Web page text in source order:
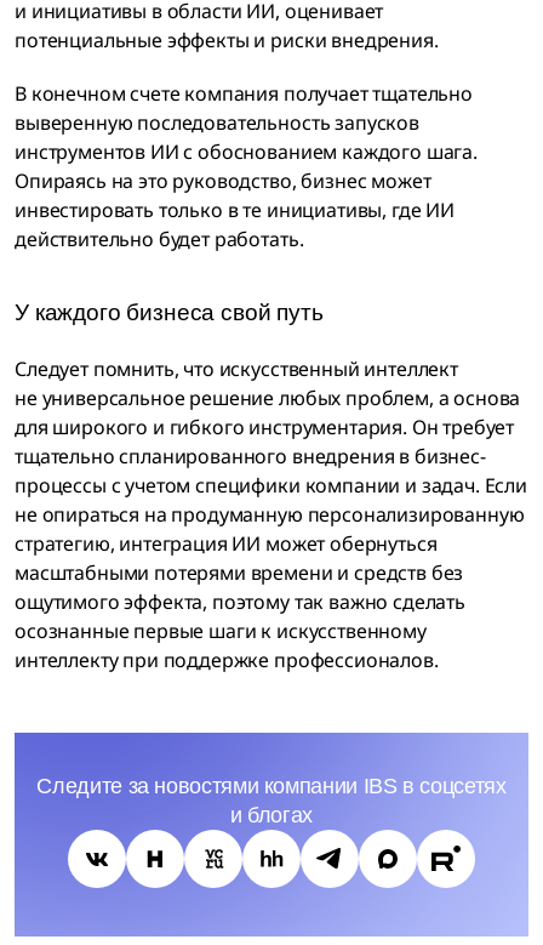
и инициативы в области ИИ, оценивает
потенциальные эффекты и риски внедрения.
В конечном счете компания получает тщательно
выверенную последовательность запусков
инструментов ИИ с обоснованием каждого шага.
Опираясь на это руководство, бизнес может
инвестировать только в те инициативы, где ИИ
действительно будет работать.
У каждого бизнеса свой путь
Следует помнить, что искусственный интеллект
не универсальное решение любых проблем, а основа
для широкого и гибкого инструментария. Он требует
тщательно спланированного внедрения в бизнес-
процессы с учетом специфики компании и задач. Если
не опираться на продуманную персонализированную
стратегию, интеграция ИИ может обернуться
масштабными потерями времени и средств без
ощутимого эффекта, поэтому так важно сделать
осознанные первые шаги к искусственному
интеллекту при поддержке профессионалов.
Следите за новостями компании IBS в соцсетях
и блогах